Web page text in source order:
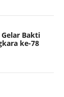
Bakti
ke-78